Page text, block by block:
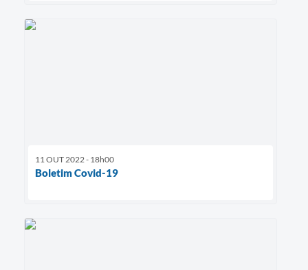
11 OUT 2022 - 18h00
Boletim Covid-19